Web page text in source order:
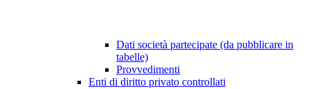
Dati società partecipate (da pubblicare in
tabelle)
Provvedimenti
Enti di diritto privato controllati